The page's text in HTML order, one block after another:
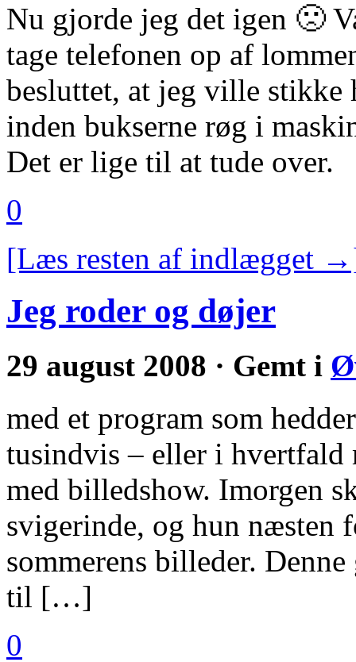
Nu gjorde jeg det igen 🙁
tage telefonen op af
besluttet, at jeg ville stikke
inden bukserne røg i
Det er lige til at tude over.
0
[Læs resten af indlægget
Jeg roder og døjer
29 august 2008 · Gemt i
med et program som
tusindvis – eller i hvertfald
med billedshow. Imorgen
svigerinde, og hun næsten
sommerens billeder.
til […]
0